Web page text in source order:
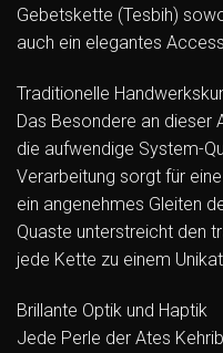
Gebetskette (Tesbih)
auch ein elegantes
Traditionelle
Das Besondere an dieser
die aufwendige System-
Verarbeitung sorgt für
ein angenehmes Gleiten
Quaste unterstreicht den
jede Kette zu einem
Brillante Optik und Haptik
Jede Perle der Ates